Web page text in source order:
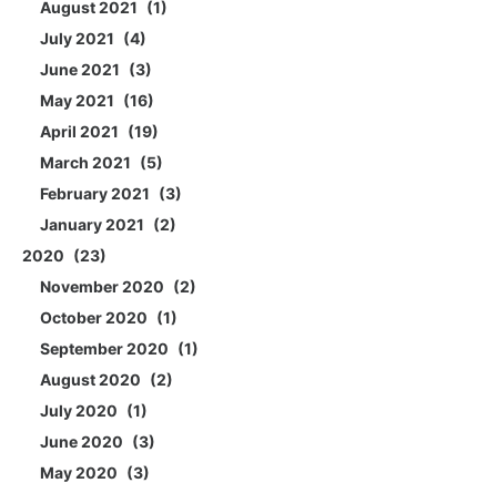
August 2021
1
July 2021
4
June 2021
3
May 2021
16
April 2021
19
March 2021
5
February 2021
3
January 2021
2
2020
23
November 2020
2
October 2020
1
September 2020
1
August 2020
2
July 2020
1
June 2020
3
May 2020
3